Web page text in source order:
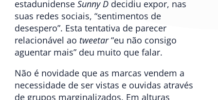
estadunidense Sunny D decidiu expor, nas
suas redes sociais, “sentimentos de
desespero”. Esta tentativa de parecer
relacionável ao tweetar“eu não consigo
aguentar mais” deu muito que falar.
Não é novidade que as marcas vendem a
necessidade de ser vistas e ouvidas através
de grupos marginalizados. Em alturas